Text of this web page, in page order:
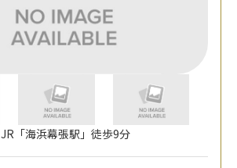
JR「海浜幕張駅」徒歩9分